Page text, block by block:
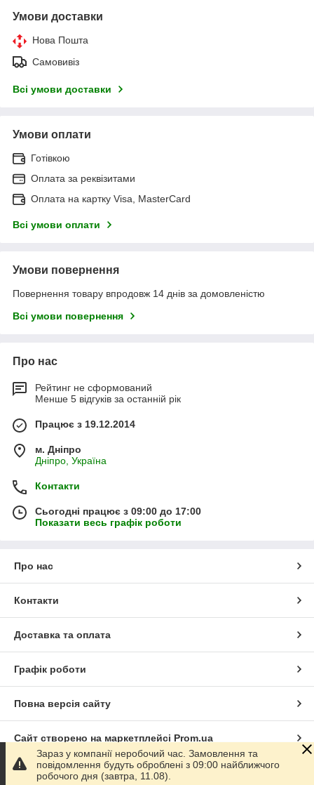
Умови доставки
Нова Пошта
Самовивіз
Всі умови доставки
Умови оплати
Готівкою
Оплата за реквізитами
Оплата на картку Visa, MasterCard
Всі умови оплати
Умови повернення
Повернення товару впродовж 14 днів за домовленістю
Всі умови повернення
Про нас
Рейтинг не сформований
Менше 5 відгуків за останній рік
Працює з 19.12.2014
м. Дніпро
Дніпро, Україна
Контакти
Сьогодні працює з 09:00 до 17:00
Показати весь графік роботи
Про нас
Контакти
Доставка та оплата
Графік роботи
Повна версія сайту
Сайт створено на маркетплейсі Prom.ua
Політика конфіденційності
Зараз у компанії неробочий час. Замовлення та
повідомлення будуть оброблені з 09:00 найближчого
робочого дня (завтра, 11.08).